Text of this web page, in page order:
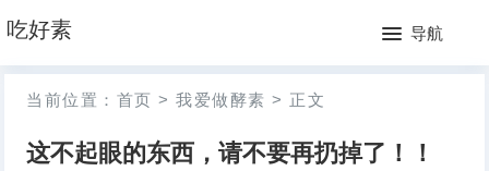
吃好素 导航
网
站
月
当前位置： 首页 > 我爱做酵素 > 正文
这不起眼的东西，请不要再扔掉了！！